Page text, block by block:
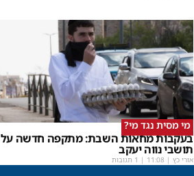
מי מסית נגד מי?
בעקבות מחאות השבת: מתקפה חדשה על
תושבי נווה יעקב
אורי כץ |
11:08 | 1 תגובות